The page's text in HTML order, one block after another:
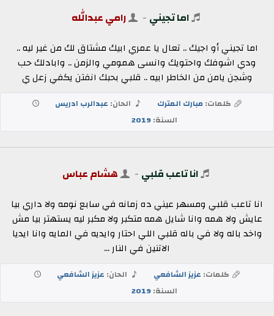
اما تجيني - رامي عبدالله
اما تجيني أو اجيك .. تعال يا عمري ابيك مشتاق لك من غير ليه ..
ودي اشوفك واحتويك وانسى همومي والزمن .. وابادلك حب
وشجن يامن من الخاطر ابيه .. قلبي بحبك انفتن يكفي زعل ي
كلمات: مبارك المترك الحان: عبدالرب ادريس
السنة:2019
انا تاعب قلبي - هشام عباس
انا تاعب قلبي ومسهر عيني ده زمانه في سابع نومه ولا داري بيا
عايش ولا همه وانا شايل همه متكبر ولا مكبر ليه يستهتر بيا مش
واخد باله ولا في باله قلبي اللي احتار وايديه في المايه وانا ايديا
الاتنين في النار ...
كلمات: عزيز الشافعي الحان: عزيز الشافعي
السنة:2019